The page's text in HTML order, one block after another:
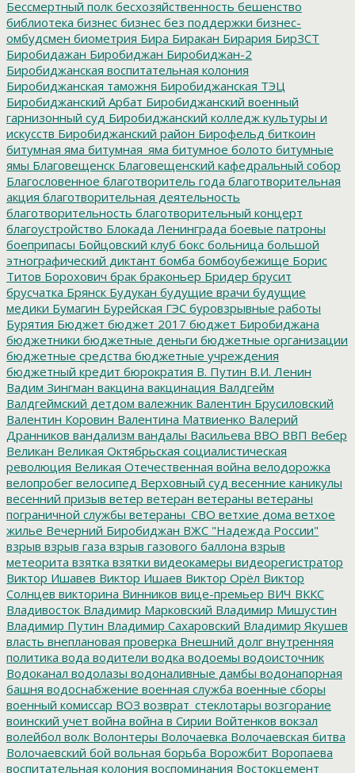
Бессмертный полк бесхозяйственность бешенство
библиотека бизнес бизнес без поддержки бизнес-
омбудсмен биометрия Бира Биракан Бирария БирЗСТ
Биробидажан Биробиджан Биробиджан-2
Биробиджанская воспитательная колония
Биробиджанская таможня Биробиджанская ТЭЦ
Биробиджанский Арбат Биробиджанский военный
гарнизонный суд Биробиджанский колледж культуры и
искусств Биробиджанский район Бирофельд биткоин
битумная яма битумная_яма битумное болото битумные
ямы Благовещенск Благовещенский кафедральный собор
Благословенное благотворитель года благотворительная
акция благотворительная деятельность
благотворительность благотворительный концерт
благоустройство Блокада Ленинграда боевые патроны
боеприпасы Бойцовский клуб бокс больница большой
этнографический диктант бомба бомбоубежище Борис
Титов Борохович брак браконьер Бридер брусит
брусчатка Брянск Будукан будущие врачи будущие
медики Бумагин Бурейская ГЭС буровзрывные работы
Бурятия Бюджет бюджет 2017 бюджет Биробиджана
бюджетники бюджетные деньги бюджетные организации
бюджетные средства бюджетные учреждения
бюджетный кредит бюрократия В. Путин В.И. Ленин
Вадим Зингман вакцина вакцинация Валдгейм
Валдгеймский детдом валежник Валентин Брусиловский
Валентин Коровин Валентина Матвиенко Валерий
Дранников вандализм вандалы Васильева ВВО ВВП Вебер
Великан Великая Октябрьская социалистическая
революция Великая Отечественная война велодорожка
велопробег велосипед Верховный суд весенние каникулы
весенний призыв ветер ветеран ветераны ветераны
пограничной службы ветераны_СВО ветхие дома ветхое
жилье Вечерний Биробиджан ВЖС "Надежда России"
взрыв взрыв газа взрыв газового баллона взрыв
метеорита взятка взятки видеокамеры видеорегистратор
Виктор Ишавев Виктор Ишаев Виктор Орёл Виктор
Солнцев викторина Винников вице-премьер ВИЧ ВККС
Владивосток Владимир Марковский Владимир Мишустин
Владимир Путин Владимир Сахаровский Владимир Якушев
власть внеплановая проверка Внешний долг внутренняя
политика вода водители водка водоемы водоисточник
Водоканал водолазы водоналивные дамбы водонапорная
башня водоснабжение военная служба военные сборы
военный комиссар ВОЗ возврат_стеклотары возгорание
воинский учет война война в Сирии Войтенков вокзал
волейбол волк Волонтеры Волочаевка Волочаевская битва
Волочаевский бой вольная борьба Ворожбит Воропаева
воспитательная колония воспоминания Востокцемент